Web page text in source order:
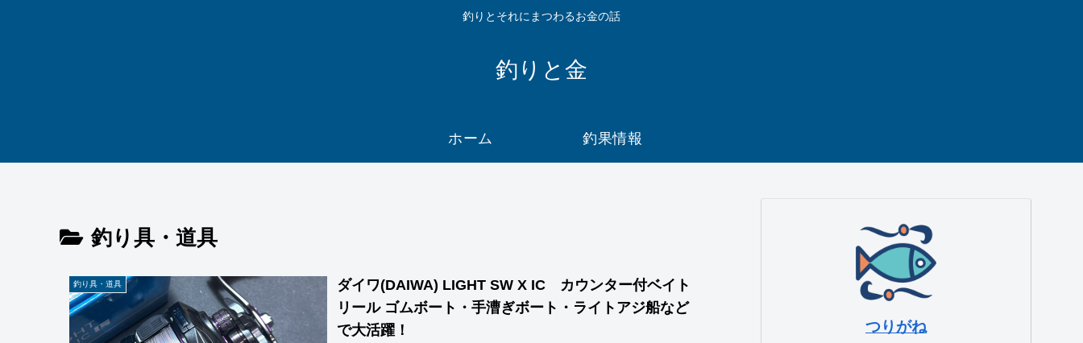
釣りとそれにまつわるお金の話
釣りと金
ホーム 釣果情報
釣り具・道具
釣り具・道具
ダイワ(DAIWA) LIGHT SW X IC カウンター付ベイト
リール ゴムボート・手漕ぎボート・ライトアジ船など
で大活躍！
つりがね